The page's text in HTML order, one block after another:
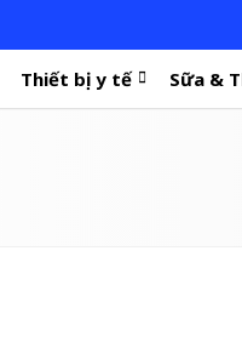
Thiết bị y tế Sữa &